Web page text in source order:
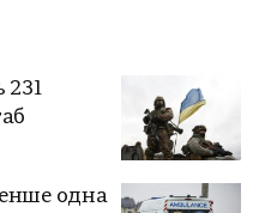
231
одна